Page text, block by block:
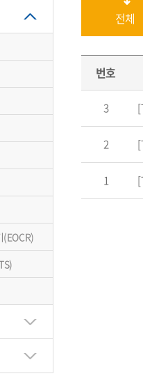
(EOCR)
전체
번호
3
2
1